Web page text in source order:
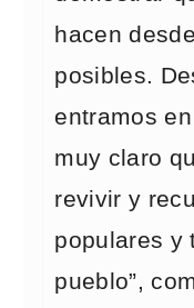
hacen
posibles.
entramos
muy claro
revivir y
populares y
pueblo”,